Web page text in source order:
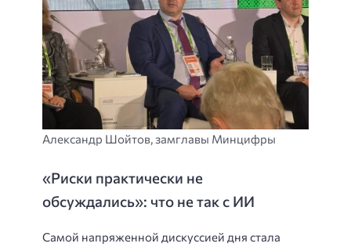
Александр Шойтов, замглавы Минцифры
«Риски практически не
обсуждались»: что не так с ИИ
Самой напряженной дискуссией дня стала